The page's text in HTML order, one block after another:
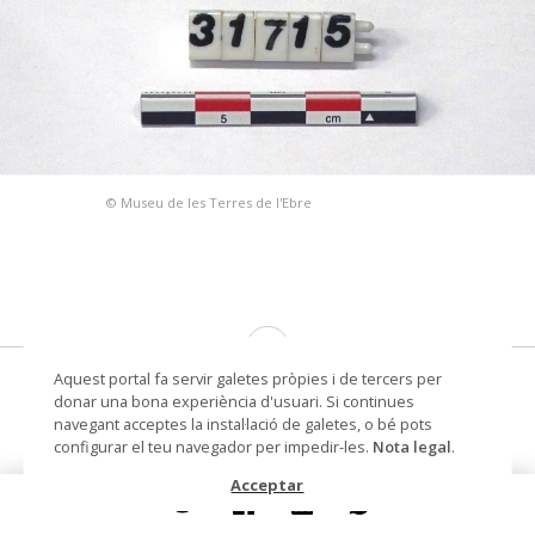
© Museu de les Terres de l'Ebre
pin commemoratiu de la Festa de Santa
Llúcia d'Amposta
pin
Aquest portal fa servir galetes pròpies i de tercers per
donar una bona experiència d'usuari. Si continues
navegant acceptes la instal·lació de galetes, o bé pots
configurar el teu navegador per impedir-les. Nota legal.
Acceptar